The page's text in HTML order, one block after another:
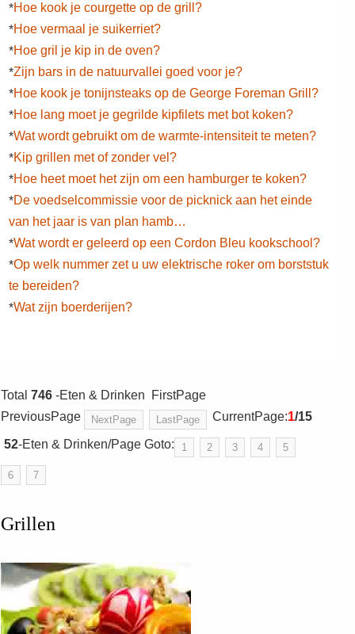
*Hoe kook je courgette op de grill?
*Hoe vermaal je suikerriet?
*Hoe gril je kip in de oven?
*Zijn bars in de natuurvallei goed voor je?
*Hoe kook je tonijnsteaks op de George Foreman Grill?
*Hoe lang moet je gegrilde kipfilets met bot koken?
*Wat wordt gebruikt om de warmte-intensiteit te meten?
*Kip grillen met of zonder vel?
*Hoe heet moet het zijn om een ​​hamburger te koken?
*De voedselcommissie voor de picknick aan het einde
van het jaar is van plan hamb…
*Wat wordt er geleerd op een Cordon Bleu kookschool?
*Op welk nummer zet u uw elektrische roker om borststuk
te bereiden?
*Wat zijn boerderijen?
Total 746 -Eten & Drinken FirstPage
PreviousPage
NextPage LastPage CurrentPage:1/15
52-Eten & Drinken/Page Goto: 1 2 3 4 5
6 7
Grillen